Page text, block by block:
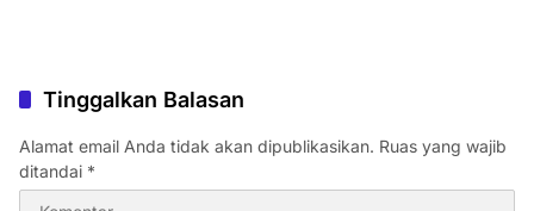
Tinggalkan Balasan
Alamat email Anda tidak akan dipublikasikan. Ruas yang wajib
ditandai *